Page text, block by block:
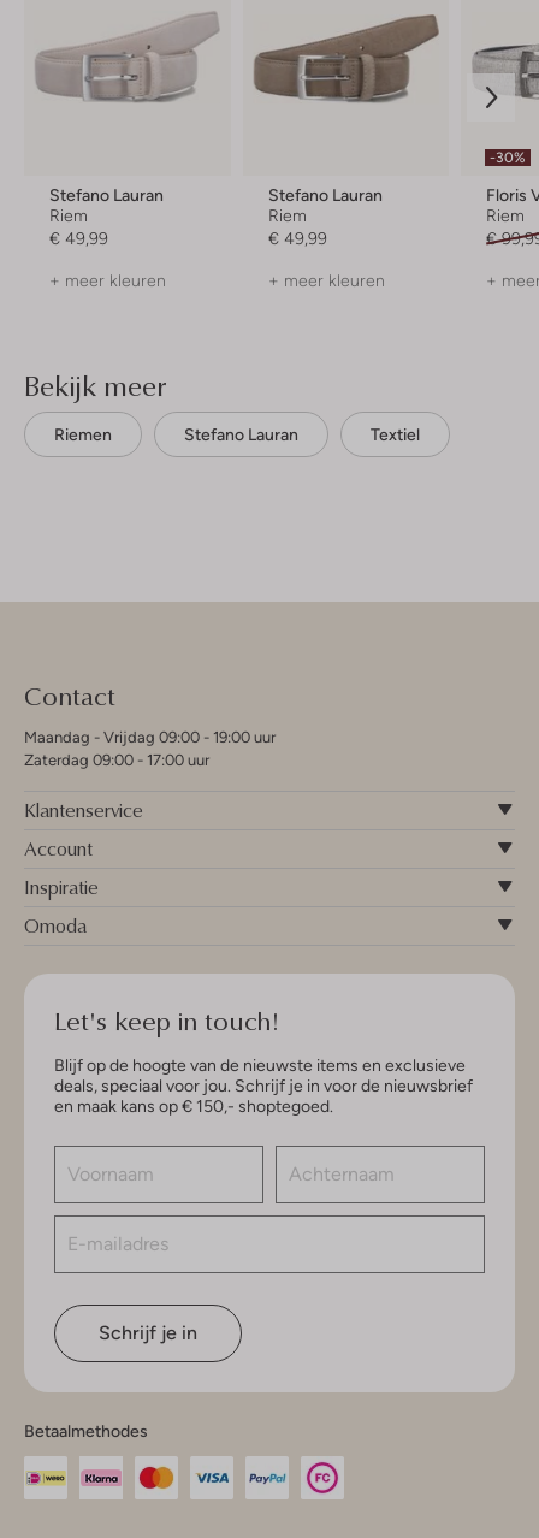
Stefano Lauran
Riem
€ 49,99
+ meer kleuren
Stefano Lauran
Riem
€ 49,99
+ meer kleuren
-30%
Floris
Riem
€
+
Bekijk meer
Riemen Stefano Lauran Textiel
Contact
Maandag - Vrijdag 09:00 - 19:00 uur
Zaterdag 09:00 - 17:00 uur
Klantenservice
Account
Inspiratie
Omoda
Let's keep in touch!
Blijf op de hoogte van de nieuwste items en exclusieve
deals, speciaal voor jou. Schrijf je in voor de nieuwsbrief
en maak kans op € 150,- shoptegoed.
Schrijf je in
Betaalmethodes